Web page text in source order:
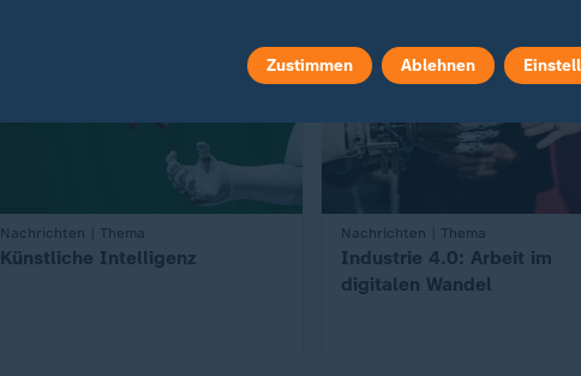
Nachrichten | Thema
:
Künstliche Intelligenz
Nachrichten | Thema
:
Industrie 4.0: Arbeit im
digitalen Wandel
Zustimmen Ablehnen